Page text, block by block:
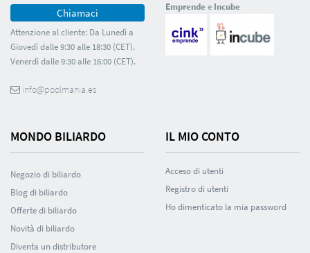
Chiamaci
Attenzione al cliente: Da Lunedì a
Giovedì dalle 9:30 alle 18:30 (CET).
Venerdì dalle 9:30 alle 16:00 (CET).
info@poolmania.es
Emprendee Incube
MONDO BILIARDO
Negozio di biliardo
Blog di biliardo
Offerte di biliardo
Novità di biliardo
Diventa un distributore
IL MIO CONTO
Acceso di utenti
Registro di utenti
Ho dimenticato la mia password